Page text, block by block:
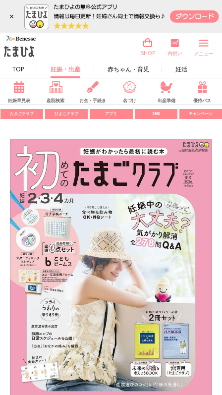
×
TOP 妊娠・出産 赤ちゃん・育児 妊活
SHOP 内祝い メニュー
妊娠早見表 産院検索 お金・手続き 名づけ 出産準備 優待パス
たまごクラブ ひよこクラブ アプリ SNS キャンペーン